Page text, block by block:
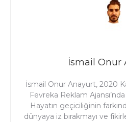
İsmail Onur
İsmail Onur Anayurt, 2020
Fevreka Reklam Ajansı’nda
Hayatın geçiciliğinin
dünyaya iz bırakmayı ve